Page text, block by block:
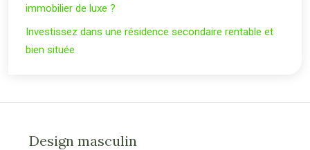
immobilier de luxe ?
Investissez dans une résidence secondaire rentable et
bien située
Design masculin